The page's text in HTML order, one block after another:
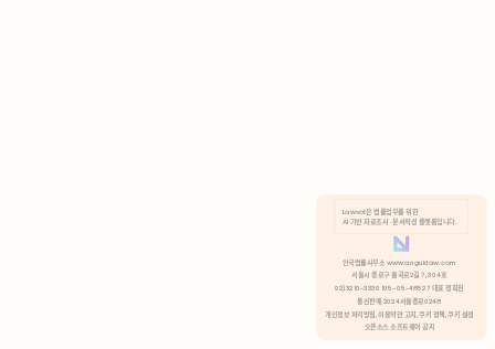
분석 쿠키 허용
Lawvot은 법률업무를 위한
AI 기반 자료조사 · 문서작성 플랫폼입니다.
안국법률사무소 www.anguklaw.com
서울시 종로구 율곡로2길 7, 304호
02)3210-3330 105-05-48527 대표 정희찬
통신판매 2024서울종로0248
개인정보 처리방침, 이용약관 고지, 쿠키 정책, 쿠키 설정
오픈소스 소프트웨어 공지